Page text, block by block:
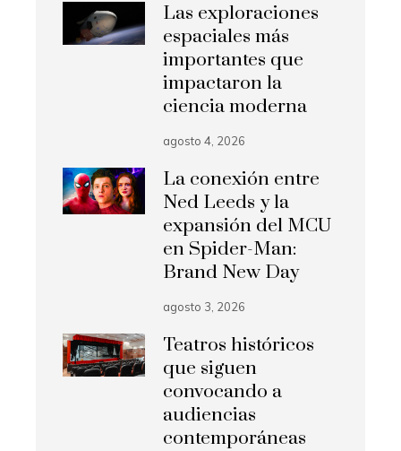
Las exploraciones
espaciales más
importantes que
impactaron la
ciencia moderna
agosto 4, 2026
La conexión entre
Ned Leeds y la
expansión del MCU
en Spider-Man:
Brand New Day
agosto 3, 2026
Teatros históricos
que siguen
convocando a
audiencias
contemporáneas